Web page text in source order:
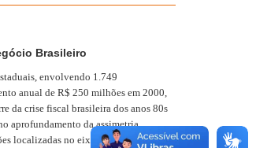
Brasileiro
envolvendo 1.749
anual de R$ 250 milhões em 2000,
da crise fiscal brasileira dos anos 80s
aprofundamento da assimetria
localizadas no eixo Sul-Sudeste -